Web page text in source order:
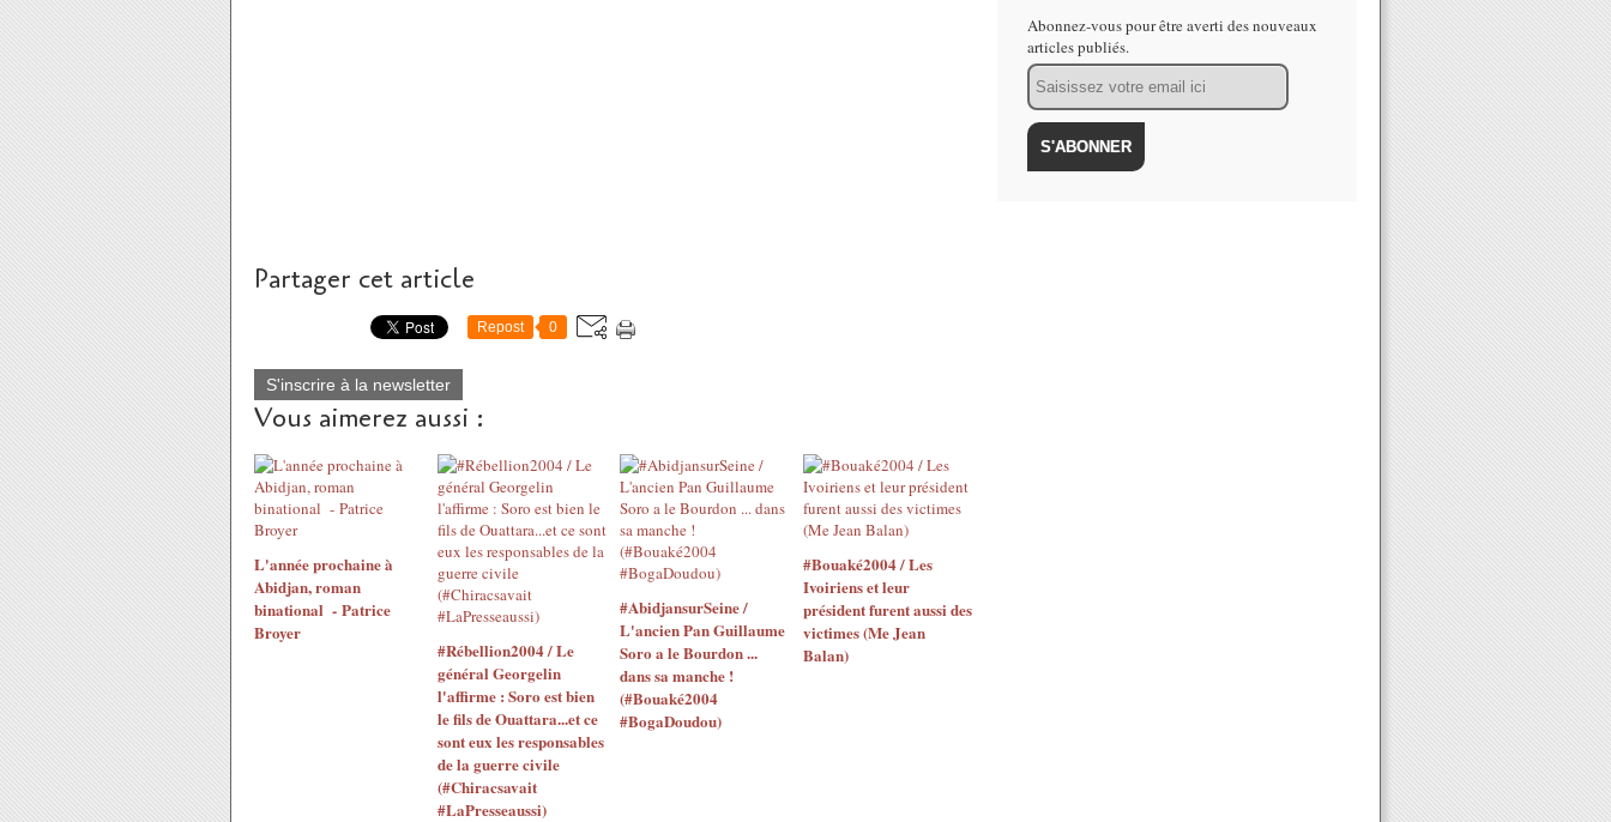
Partager cet article
Repost 0
S'inscrire à la newsletter
Vous aimerez aussi :
L'année prochaine à
Abidjan, roman
binational - Patrice
Broyer
#Rébellion2004 / Le
général Georgelin
l'affirme : Soro est bien
le fils de Ouattara...et ce
sont eux les responsables
de la guerre civile
(#Chiracsavait
#LaPresseaussi)
#AbidjansurSeine /
L'ancien Pan Guillaume
Soro a le Bourdon ...
dans sa manche !
(#Bouaké2004
#BogaDoudou)
#Bouaké2004 / Les
Ivoiriens et leur
président furent aussi des
victimes (Me Jean
Balan)
Abonnez-vous pour être averti des nouveaux
articles publiés.
Email